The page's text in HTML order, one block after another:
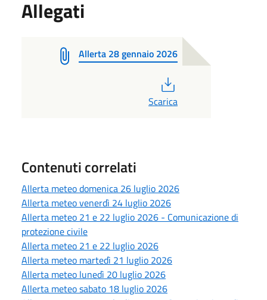
Allegati
Allerta 28 gennaio 2026
Scarica
Contenuti correlati
Allerta meteo domenica 26 luglio 2026
Allerta meteo venerdì 24 luglio 2026
Allerta meteo 21 e 22 luglio 2026 - Comunicazione di
protezione civile
Allerta meteo 21 e 22 luglio 2026
Allerta meteo martedì 21 luglio 2026
Allerta meteo lunedì 20 luglio 2026
Allerta meteo sabato 18 luglio 2026